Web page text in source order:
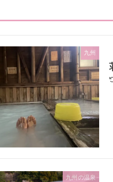
九州
九州の温泉